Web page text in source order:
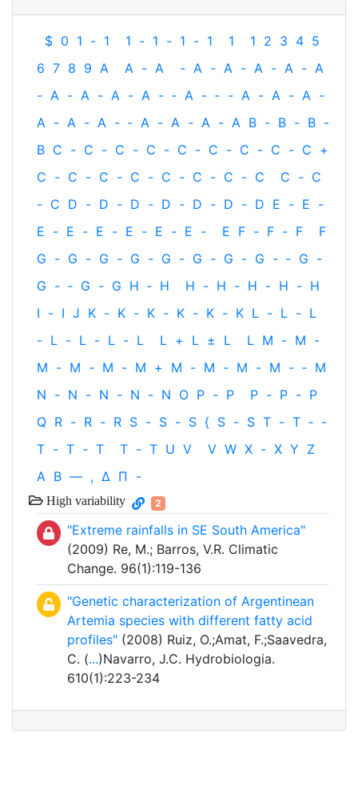
$ 0 1 - 1 1 - 1 - 1 - 1 1 1 2 3 4 5
6 7 8 9 A A - A - A - A - A - A - A
- A - A - A - A - ‐ A - ‐ - A - A - A -
A - A - A - ‐ A - A - A - A B - B - B -
B C - C - C - C - C - C - C - C - C +
C - C - C - C - C - C - C - C C - C
- C D - D - D - D - D - D - D E - E -
E - E - E - E - E - E - E F - F - F
F
G - G - G - G - G - G - G - G - ‐ G -
G - ‐ G - G H ‐ H H - H - H - H - H
I - I J K - K - K - K - K - K L - L - L
- L - L - L - L L + L ± L L M - M -
M - M - M - M + M - M - M - M - ‐ M
N - N - N - N - N O P - P P - P - P
Q R - R - R S - S - S { S - S T - T ‐ -
T - T - T T - T U V V W X - X Y Z
Α Β — , Δ Π -
High variability 2
"Extreme rainfalls in SE South America"
(2009) Re, M.; Barros, V.R. Climatic
Change. 96(1):119-136
"Genetic characterization of Argentinean
Artemia species with different fatty acid
profiles" (2008) Ruiz, O.;Amat, F.;Saavedra,
C. (...)Navarro, J.C. Hydrobiologia.
610(1):223-234